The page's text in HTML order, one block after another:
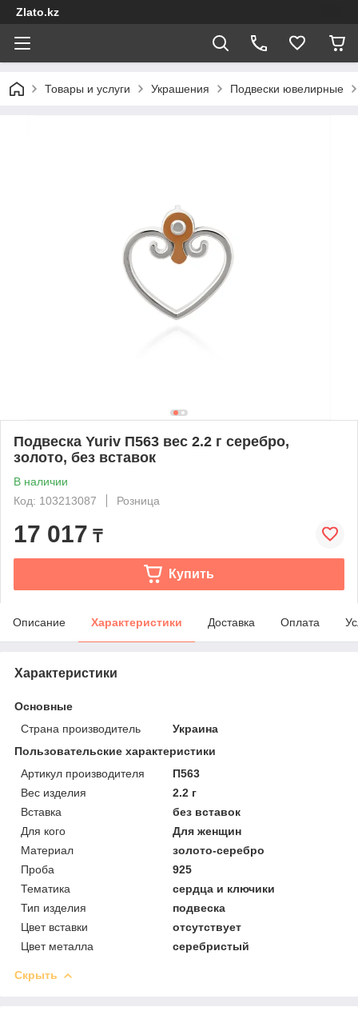
Zlato.kz
Товары и услуги Украшения Подвески ювелирные
Подвеска Yuriv П563 вес 2.2 г серебро,
золото, без вставок
В наличии
Код: 103213087
Розница
17 017 ₸
Купить
Описание Характеристики Доставка Оплата
Характеристики
Основные
Страна производитель
Украина
Пользовательские характеристики
Артикул производителя
П563
Вес изделия
2.2 г
Вставка
без вставок
Для кого
Для женщин
Материал
золото-серебро
Проба
925
Тематика
сердца и ключики
Тип изделия
подвеска
Цвет вставки
отсутствует
Цвет металла
серебристый
Скрыть